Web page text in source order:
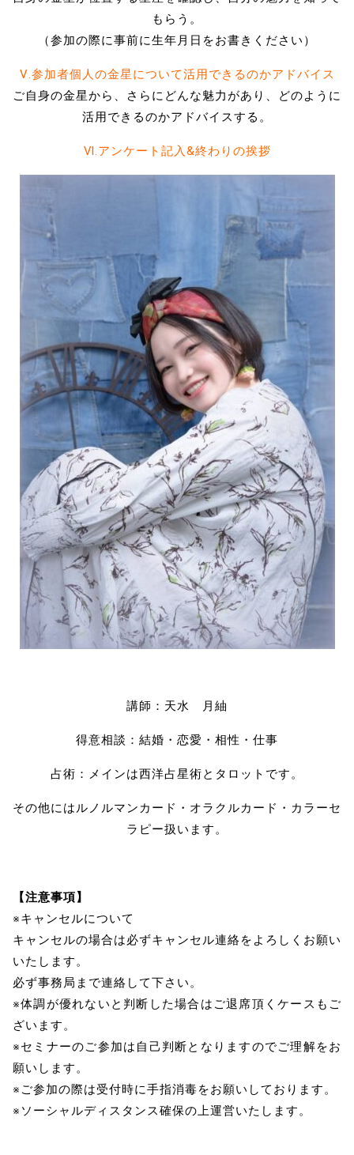
もらう。
（参加の際に事前に生年月日をお書きください）
Ⅴ.参加者個人の金星について活用できるのかアドバイス
ご自身の金星から、さらにどんな魅力があり、どのように
活用できるのかアドバイスする。
Ⅵ.アンケート記入&終わりの挨拶
講師：天水 月紬
得意相談：結婚・恋愛・相性・仕事
占術：メインは西洋占星術とタロットです。
その他にはルノルマンカード・オラクルカード・カラーセ
ラピー扱います。
【注意事項】
※キャンセルについて
キャンセルの場合は必ずキャンセル連絡をよろしくお願い
いたします。
必ず事務局まで連絡して下さい。
※体調が優れないと判断した場合はご退席頂くケースもご
ざいます。
※セミナーのご参加は自己判断となりますのでご理解をお
願いします。
※ご参加の際は受付時に手指消毒をお願いしております。
※ソーシャルディスタンス確保の上運営いたします。